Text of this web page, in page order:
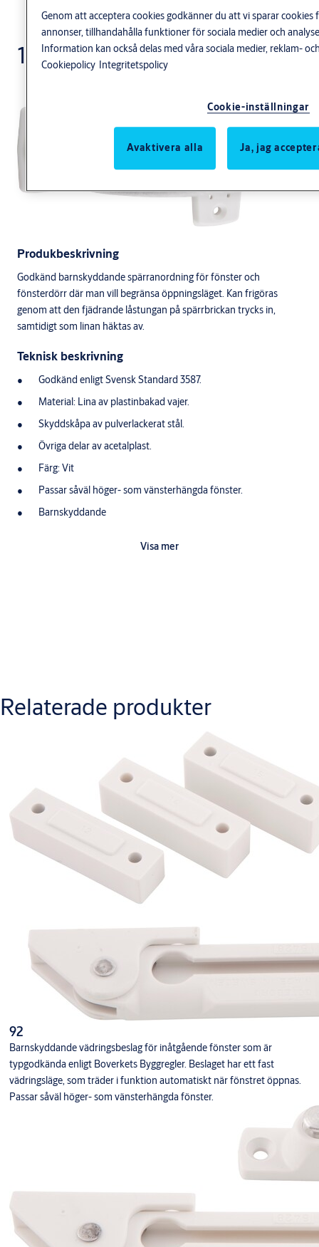
184
Produkbeskrivning
Godkänd barnskyddande spärranordning för fönster och
fönsterdörr där man vill begränsa öppningsläget. Kan frigöras
genom att den fjädrande låstungan på spärrbrickan trycks in,
samtidigt som linan häktas av.
Teknisk beskrivning
Godkänd enligt Svensk Standard 3587.
Material: Lina av plastinbakad vajer.
Skyddskåpa av pulverlackerat stål.
Övriga delar av acetalplast.
Färg: Vit
Passar såväl höger- som vänsterhängda fönster.
Barnskyddande
Förpackningen innehållerVisa mer
Relaterade produkter
92
Barnskyddande vädringsbeslag för inåtgående fönster som är
typgodkända enligt Boverkets Byggregler. Beslaget har ett fast
vädringsläge, som träder i funktion automatiskt när fönstret öppnas.
Passar såväl höger- som vänsterhängda fönster.
Genom att acceptera cookies godkänner du att vi sparar cookies
annonser, tillhandahålla funktioner för sociala medier och
Information kan också delas med våra sociala medier, reklam-
Cookiepolicy Integritetspolicy
Cookie-inställningar
Avaktivera alla Ja, jag